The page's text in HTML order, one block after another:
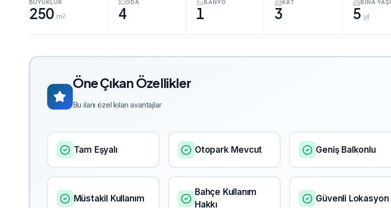
BÜYÜKLÜK
250 m²
ODA
4
BANYO
1
KAT
3
BINA YAŞI
5 yıl
Öne Çıkan Özellikler
Bu ilanı özel kılan avantajlar
Tam Eşyalı Otopark Mevcut Geniş Balkonlu
Müstakil Kullanım
Bahçe Kullanım
Hakkı
Güvenli Lokasyon